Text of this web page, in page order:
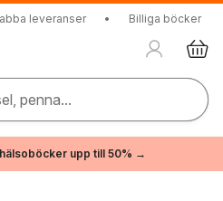
leveranser • Billiga böcker
penna...
upp till 50% →